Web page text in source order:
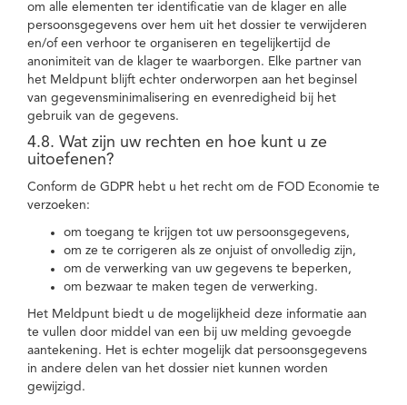
om alle elementen ter identificatie van de klager en alle
persoonsgegevens over hem uit het dossier te verwijderen
en/of een verhoor te organiseren en tegelijkertijd de
anonimiteit van de klager te waarborgen. Elke partner van
het Meldpunt blijft echter onderworpen aan het beginsel
van gegevensminimalisering en evenredigheid bij het
gebruik van de gegevens.
4.8. Wat zijn uw rechten en hoe kunt u ze
uitoefenen?
Conform de GDPR hebt u het recht om de FOD Economie te
verzoeken:
om toegang te krijgen tot uw persoonsgegevens,
om ze te corrigeren als ze onjuist of onvolledig zijn,
om de verwerking van uw gegevens te beperken,
om bezwaar te maken tegen de verwerking.
Het Meldpunt biedt u de mogelijkheid deze informatie aan
te vullen door middel van een bij uw melding gevoegde
aantekening. Het is echter mogelijk dat persoonsgegevens
in andere delen van het dossier niet kunnen worden
gewijzigd.